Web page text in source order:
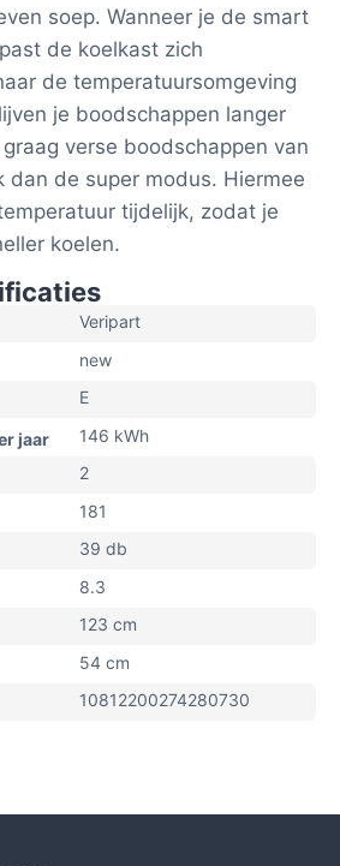
soep. Wanneer je de smart
de koelkast zich
de temperatuursomgeving
je boodschappen langer
verse boodschappen van
dan de super modus. Hiermee
tijdelijk, zodat je
koelen.
Veripart
new
E
jaar 146 kWh
2
181
39 db
8.3
123 cm
54 cm
10812200274280730